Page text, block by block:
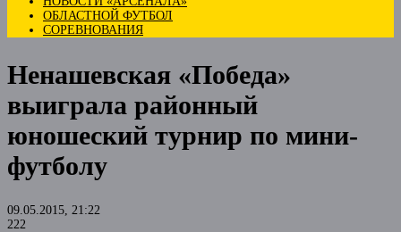
ОБЛАСТНОЙ ФУТБОЛ
СОРЕВНОВАНИЯ
Ненашевская «Победа»
выиграла районный
юношеский турнир по мини-
футболу
09.05.2015, 21:22
222